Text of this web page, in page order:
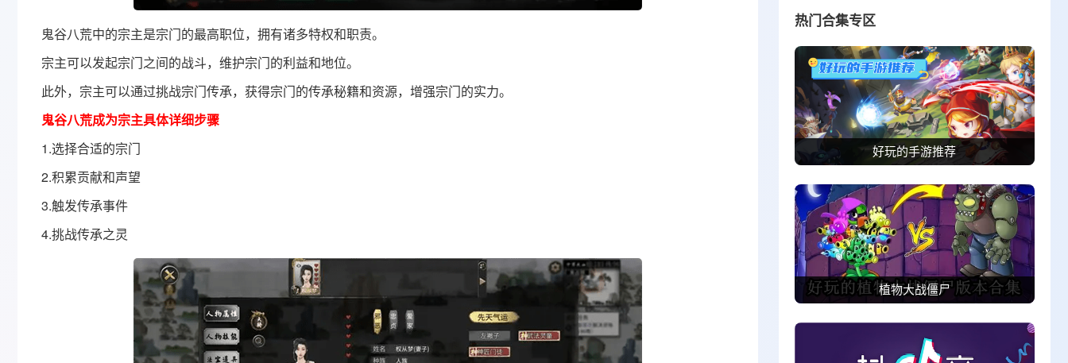
鬼谷八荒中的宗主是宗门的最高职位，拥有诸多特权和职责。
宗主可以发起宗门之间的战斗，维护宗门的利益和地位‌。‌
此外，宗主可以通过挑战宗门传承，获得宗门的传承秘籍和资源，增强宗门的实力‌。
鬼谷八荒成为宗主具体详细步骤
‌1.选择合适的宗门‌
2.‌积累贡献和声望‌
3.触发传承事件‌
4.挑战传承之灵‌
热门合集专区
好玩的手游推荐
植物大战僵尸